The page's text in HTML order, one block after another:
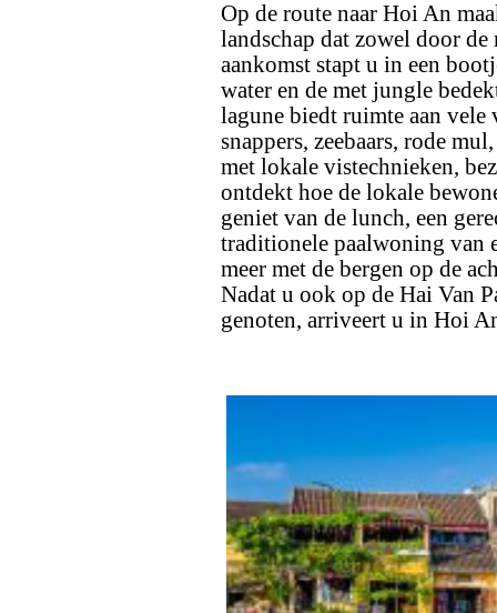
Op de route naar Hoi An
landschap dat zowel door de
aankomst stapt u in een
water en de met jungle
lagune biedt ruimte aan vele
snappers, zeebaars, rode
met lokale vistechnieken,
ontdekt hoe de lokale
geniet van de lunch, een
traditionele paalwoning van
meer met de bergen op de
Nadat u ook op de Hai Van
genoten, arriveert u in Hoi